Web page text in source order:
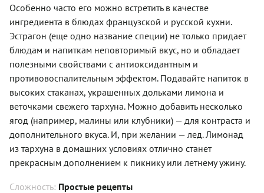
Особенно часто его можно встретить в качестве
ингредиента в блюдах французской и русской кухни.
Эстрагон (еще одно название специи) не только придает
блюдам и напиткам неповторимый вкус, но и обладает
полезными свойствами с антиоксидантным и
противовоспалительным эффектом. Подавайте напиток в
высоких стаканах, украшенных дольками лимона и
веточками свежего тархуна. Можно добавить несколько
ягод (например, малины или клубники) — для контраста и
дополнительного вкуса. И, при желании — лед. Лимонад
из тархуна в домашних условиях отлично станет
прекрасным дополнением к пикнику или летнему ужину.
Сложность: Простые рецепты